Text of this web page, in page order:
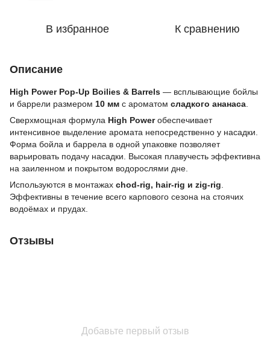
В избранное К сравнению
Описание
High Power Pop-Up Boilies & Barrels — всплывающие бойлы
и баррели размером 10 мм с ароматом сладкого ананаса
Сверхмощная формула High Powerобеспечивает
интенсивное выделение аромата непосредственно у насадки.
Форма бойла и баррела в одной упаковке позволяет
варьировать подачу насадки. Высокая плавучесть эффективна
на заиленном и покрытом водорослями дне.
Используются в монтажах chod-rig, hair-rig и zig-rig
Эффективны в течение всего карпового сезона на стоячих
водоёмах и прудах.
Отзывы
Добавьте первый отзыв